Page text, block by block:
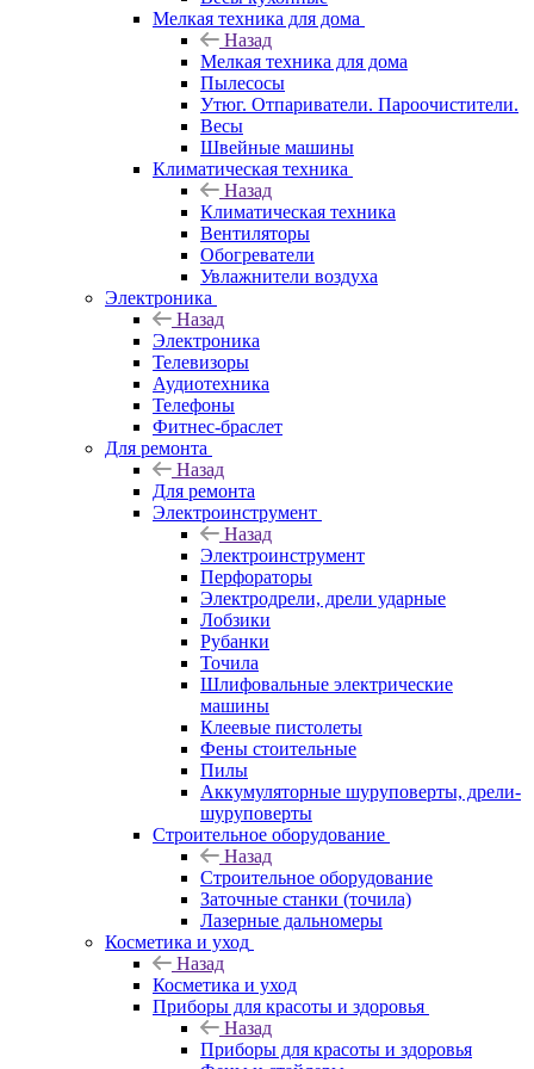
Мелкая техника для дома
Назад
Мелкая техника для дома
Пылесосы
Утюг. Отпариватели. Пароочистители.
Весы
Швейные машины
Климатическая техника
Назад
Климатическая техника
Вентиляторы
Обогреватели
Увлажнители воздуха
Электроника
Назад
Электроника
Телевизоры
Аудиотехника
Телефоны
Фитнес-браслет
Для ремонта
Назад
Для ремонта
Электроинструмент
Назад
Электроинструмент
Перфораторы
Электродрели, дрели ударные
Лобзики
Рубанки
Точила
Шлифовальные электрические
машины
Клеевые пистолеты
Фены стоительные
Пилы
Аккумуляторные шуруповерты, дрели-
шуруповерты
Строительное оборудование
Назад
Строительное оборудование
Заточные станки (точила)
Лазерные дальномеры
Косметика и уход
Назад
Косметика и уход
Приборы для красоты и здоровья
Назад
Приборы для красоты и здоровья